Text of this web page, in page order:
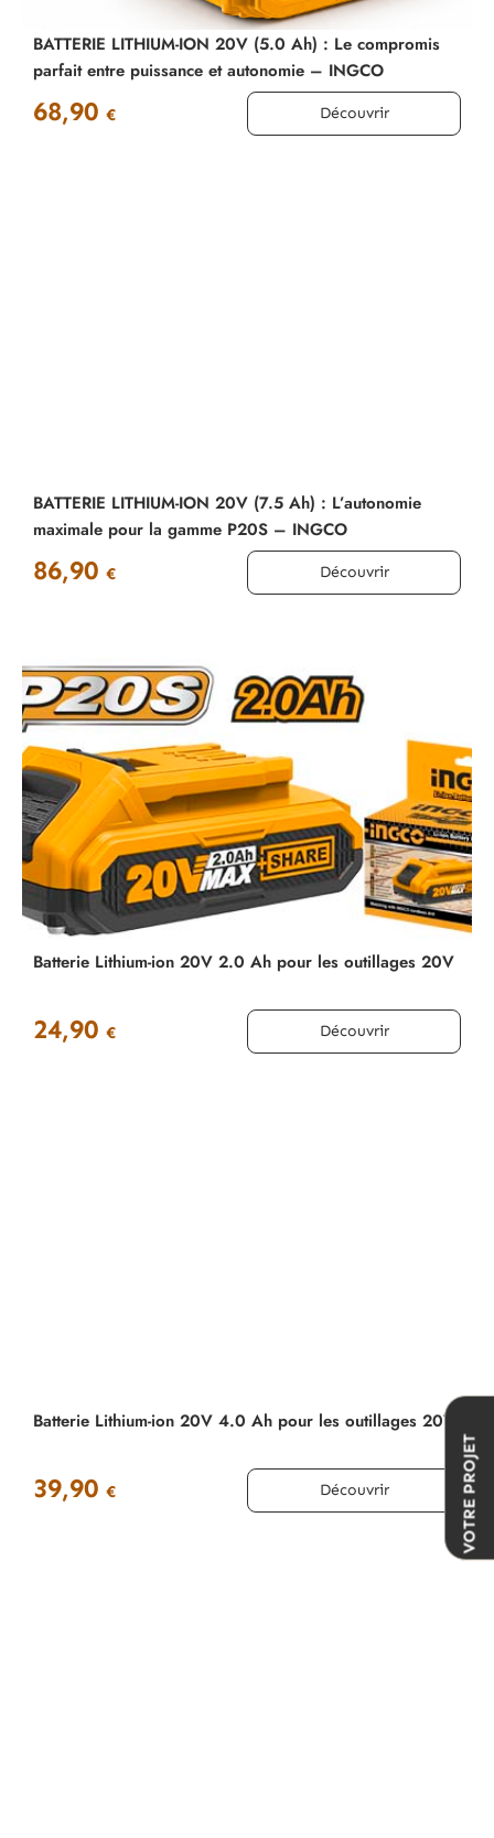
VOTRE PROJET
BATTERIE LITHIUM-ION 20V (5.0 Ah) : Le compromis
parfait entre puissance et autonomie – INGCO
68,90 € Découvrir
BATTERIE LITHIUM-ION 20V (7.5 Ah) : L’autonomie
maximale pour la gamme P20S – INGCO
86,90 € Découvrir
Batterie Lithium-ion 20V 2.0 Ah pour les outillages 20V
24,90 € Découvrir
Batterie Lithium-ion 20V 4.0 Ah pour les outillages 20V
39,90 € Découvrir